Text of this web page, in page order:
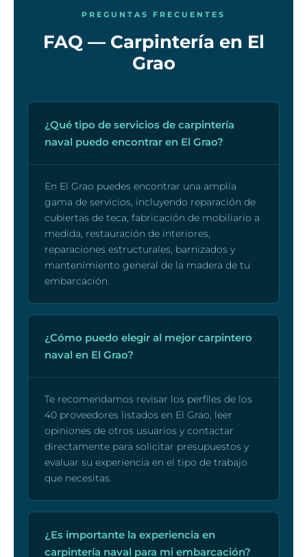
PREGUNTAS FRECUENTES
FAQ — Carpintería en El
Grao
¿Qué tipo de servicios de carpintería
naval puedo encontrar en El Grao?
En El Grao puedes encontrar una amplia
gama de servicios, incluyendo reparación de
cubiertas de teca, fabricación de mobiliario a
medida, restauración de interiores,
reparaciones estructurales, barnizados y
mantenimiento general de la madera de tu
embarcación.
¿Cómo puedo elegir al mejor carpintero
naval en El Grao?
Te recomendamos revisar los perfiles de los
40 proveedores listados en El Grao, leer
opiniones de otros usuarios y contactar
directamente para solicitar presupuestos y
evaluar su experiencia en el tipo de trabajo
que necesitas.
¿Es importante la experiencia en
carpintería naval para mi embarcación?